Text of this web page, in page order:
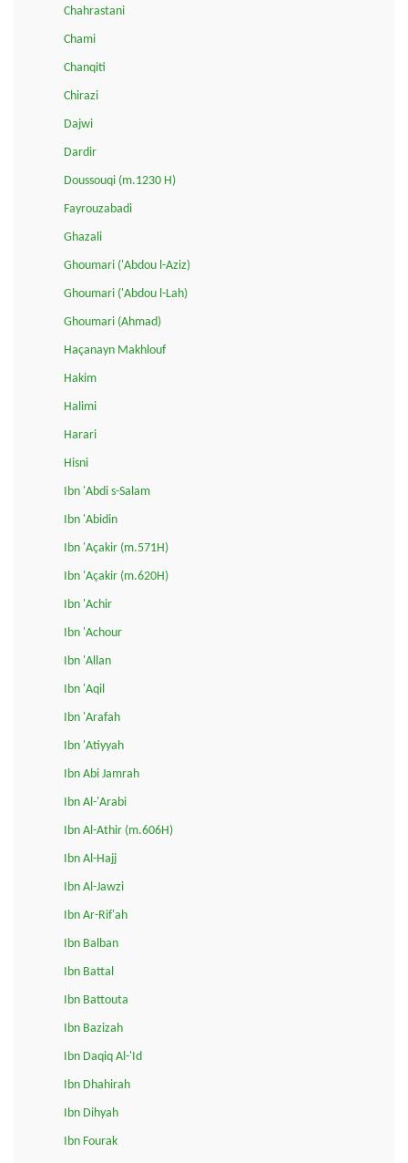
Chahrastani
Chami
Chanqiti
Chirazi
Dajwi
Dardir
Doussouqi (m.1230 H)
Fayrouzabadi
Ghazali
Ghoumari ('Abdou l-Aziz)
Ghoumari ('Abdou l-Lah)
Ghoumari (Ahmad)
Haçanayn Makhlouf
Hakim
Halimi
Harari
Hisni
Ibn 'Abdi s-Salam
Ibn 'Abidin
Ibn 'Açakir (m.571H)
Ibn 'Açakir (m.620H)
Ibn 'Achir
Ibn 'Achour
Ibn 'Allan
Ibn 'Aqil
Ibn 'Arafah
Ibn 'Atiyyah
Ibn Abi Jamrah
Ibn Al-'Arabi
Ibn Al-Athir (m.606H)
Ibn Al-Hajj
Ibn Al-Jawzi
Ibn Ar-Rif'ah
Ibn Balban
Ibn Battal
Ibn Battouta
Ibn Bazizah
Ibn Daqiq Al-'Id
Ibn Dhahirah
Ibn Dihyah
Ibn Fourak